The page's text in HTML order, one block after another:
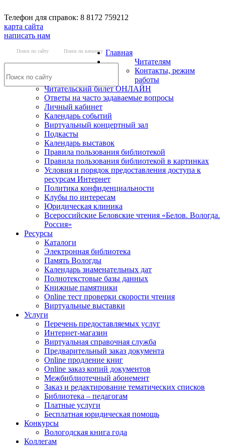
Телефон для справок: 8 8172 759212
карта сайта
написать нам
Поиск по сайту Поиск по каталогу Главная
Читателям
Контакты, режим
работы
Читательский билет ОНЛАЙН
Ответы на часто задаваемые вопросы
Личный кабинет
Календарь событий
Виртуальный концертный зал
Подкасты
Календарь выставок
Правила пользования библиотекой
Правила пользования библиотекой в картинках
Условия и порядок предоставления доступа к
ресурсам Интернет
Политика конфиденциальности
Клубы по интересам
Юридическая клиника
Всероссийские Беловские чтения «Белов. Вологда.
Россия»
Ресурсы
Каталоги
Электронная библиотека
Память Вологды
Календарь знаменательных дат
Полнотекстовые базы данных
Книжные памятники
Online тест проверки скорости чтения
Виртуальные выставки
Услуги
Перечень предоставляемых услуг
Интернет-магазин
Виртуальная справочная служба
Предварительный заказ документа
Online продление книг
Online заказ копий документов
Межбиблиотечный абонемент
Заказ и редактирование тематических списков
Библиотека – педагогам
Платные услуги
Бесплатная юридическая помощь
Конкурсы
Вологодская книга года
Коллегам